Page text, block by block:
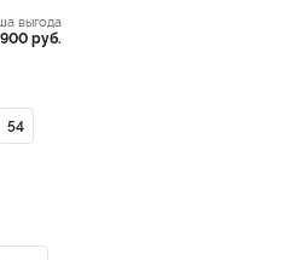
выгода
руб.
54